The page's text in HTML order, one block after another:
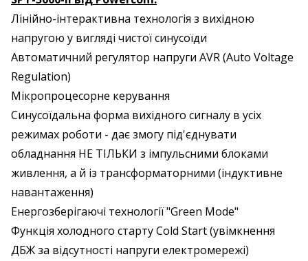
Лінійно-інтерактивна технологія з вихідною
напругою у вигляді чистої синусоїди
Автоматичний регулятор напруги AVR (Auto Voltage
Regulation)
Мікропроцесорне керування
Синусоїдальна форма вихідного сигналу в усіх
режимах роботи - дає змогу під'єднувати
обладнання НЕ ТІЛЬКИ з імпульсними блоками
живлення, а й із трансформаторними (індуктивне
навантаження)
Енергозберігаючі технології "Green Mode"
Функція холодного старту Cold Start (увімкнення
ДБЖ за відсутності напруги електромережі)